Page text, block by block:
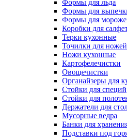
Формы для льда
Формы для
Формы для
Коробки для
Терки кухонные
Точилки для ножей
Ножи кухонные
Картофелечистки
Овощечистки
Органайзеры для
Стойки для специй
Стойки для
Держатели для
Мусорные ведра
Банки для
Подставки под